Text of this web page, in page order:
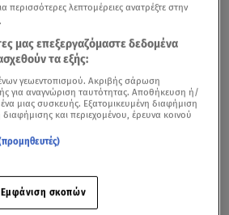
περισσότερες λεπτομέρειες ανατρέξτε στην
μας επεξεργαζόμαστε δεδομένα
τα εξής:
γεωεντοπισμού. Ακριβής σάρωση
για αναγνώριση ταυτότητας. Αποθήκευση ή/
μιας συσκευής. Εξατομικευμένη διαφήμιση
και περιεχομένου, έρευνα κοινού
Εμφάνιση σκοπών